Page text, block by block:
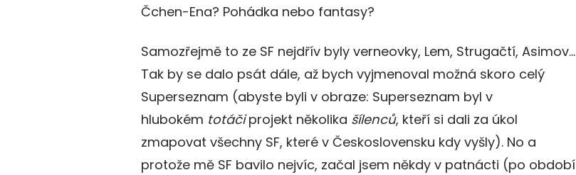
Čchen-Ena? Pohádka nebo fantasy?
Samozřejmě to ze SF nejdřív byly verneovky, Lem, Strugačtí, Asimov…
Tak by se dalo psát dále, až bych vyjmenoval možná skoro celý
Superseznam (abyste byli v obraze: Superseznam byl v
hlubokém totáčiprojekt několika šílenců, kteří si dali za úkol
zmapovat všechny SF, které v Československu kdy vyšly). No a
protože mě SF bavilo nejvíc, začal jsem někdy v patnácti (po období